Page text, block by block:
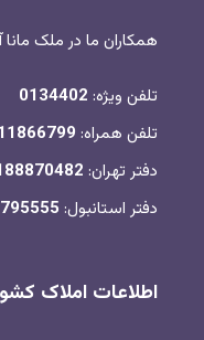
همکاران ما در ملک مانا
تلفن ویژه: 0134402
تلفن همراه:
دفتر تهران:
دفتر استانبول:
اطلاعات املاک